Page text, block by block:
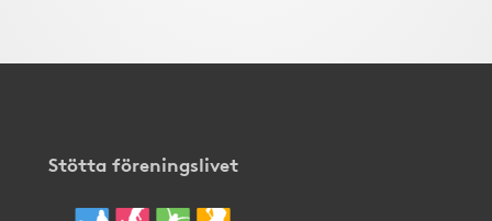
Stötta föreningslivet